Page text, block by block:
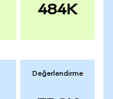
484K
Değerlendirme